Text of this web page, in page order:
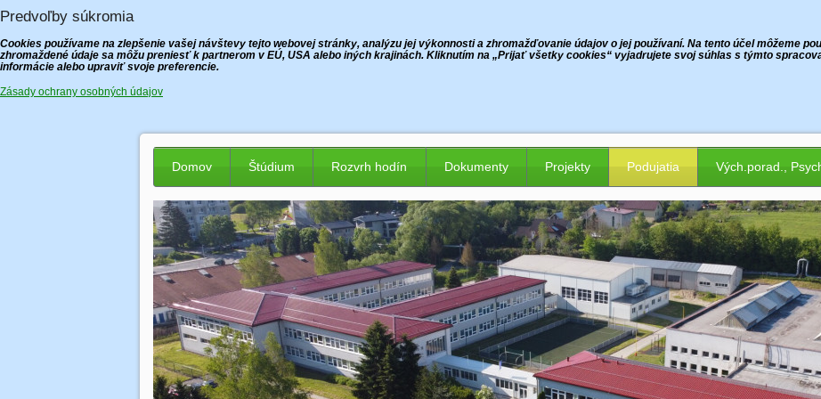
Domov Štúdium Rozvrh hodín Dokumenty Projekty Podujatia Vých.porad.,
Predvoľby súkromia
Cookies používame na zlepšenie vašej návštevy tejto webovej stránky, analýzu jej výkonnosti a zhromažďovanie údajov o jej používaní. Na tento účel môžeme
zhromaždené údaje sa môžu preniesť k partnerom v EÚ, USA alebo iných krajinách. Kliknutím na „Prijať všetky cookies“ vyjadrujete svoj súhlas s týmto
informácie alebo upraviť svoje preferencie.
Zásady ochrany osobných údajov